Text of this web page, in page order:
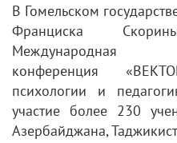
В Гомельском
Франциска
Международная
конференция
психологии и
участие более 230
Азербайджана,